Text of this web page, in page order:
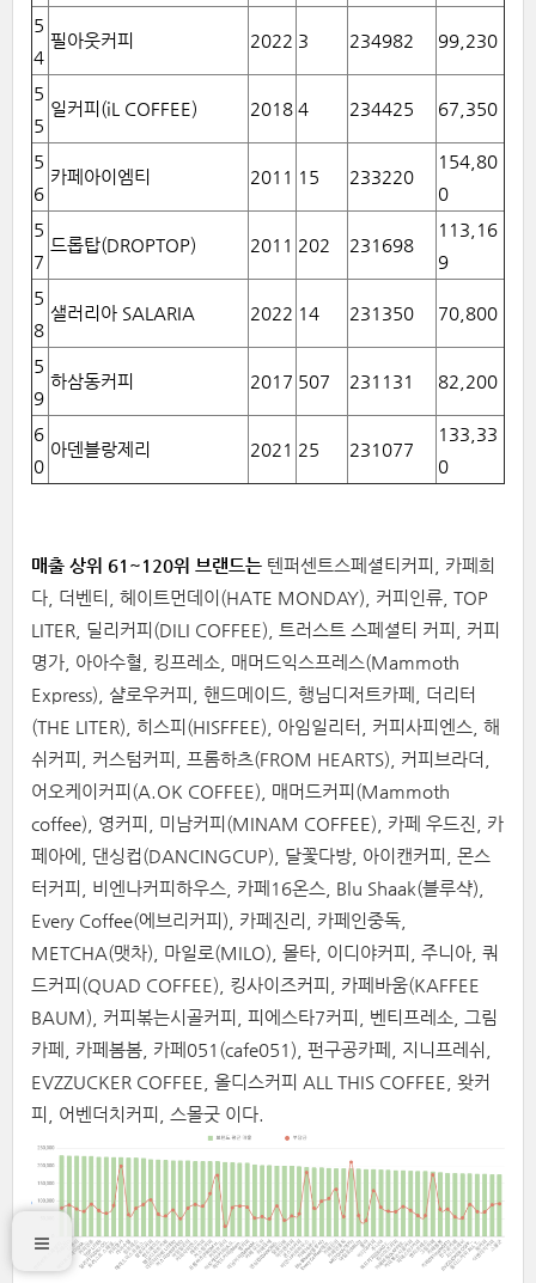
5
4
필아웃커피 2022 3 234982 99,230
5
5
일커피(iL COFFEE) 2018 4 234425 67,350
5
6
카페아이엠티 2011 15 233220
154,80
0
5
7
드롭탑(DROPTOP) 2011 202 231698
113,16
9
5
8
샐러리아 SALARIA 2022 14 231350 70,800
5
9
하삼동커피 2017 507 231131 82,200
6
0
아덴블랑제리 2021 25 231077
133,33
0
매출 상위 61~120위 브랜드는 텐퍼센트스페셜티커피, 카페희
다, 더벤티, 헤이트먼데이(HATE MONDAY), 커피인류, TOP
LITER, 딜리커피(DILI COFFEE), 트러스트 스페셜티 커피, 커피
명가, 아아수혈, 킹프레소, 매머드익스프레스(Mammoth
Express), 샬로우커피, 핸드메이드, 행님디저트카페, 더리터
(THE LITER), 히스피(HISFFEE), 아임일리터, 커피사피엔스, 해
쉬커피, 커스텀커피, 프롬하츠(FROM HEARTS), 커피브라더,
어오케이커피(A.OK COFFEE), 매머드커피(Mammoth
coffee), 영커피, 미남커피(MINAM COFFEE), 카페 우드진, 카
페아에, 댄싱컵(DANCINGCUP), 달꽃다방, 아이캔커피, 몬스
터커피, 비엔나커피하우스, 카페16온스, Blu Shaak(블루샥),
Every Coffee(에브리커피), 카페진리, 카페인중독,
METCHA(맷차), 마일로(MILO), 몰타, 이디야커피, 주니아, 쿼
드커피(QUAD COFFEE), 킹사이즈커피, 카페바움(KAFFEE
BAUM), 커피볶는시골커피, 피에스타7커피, 벤티프레소, 그림
카페, 카페봄봄, 카페051(cafe051), 펀구공카페, 지니프레쉬,
EVZZUCKER COFFEE, 올디스커피 ALL THIS COFFEE, 왓커
피, 어벤더치커피, 스몰굿 이다.